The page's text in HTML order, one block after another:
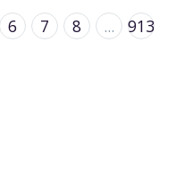
6 7 8 ...
913